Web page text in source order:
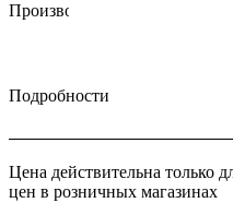
Производитель: Double White
Подробности
Цена действительна только
цен в розничных магазинах